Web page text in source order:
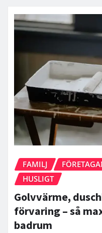
FAMILJ
HUSLIGT
Golvvärme,
förvaring – så
badrum